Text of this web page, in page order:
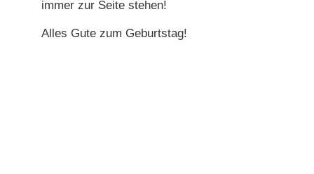
immer zur Seite stehen!
Alles Gute zum Geburtstag!